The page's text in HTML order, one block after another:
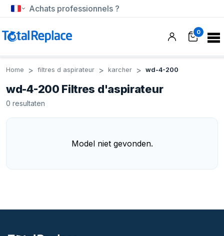
Achats professionnels ?
0
Home filtres d aspirateur karcher wd-4-200
wd-4-200 Filtres d'aspirateur
0 resultaten
Model niet gevonden.